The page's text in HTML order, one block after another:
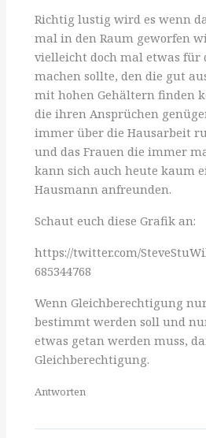
Richtig lustig wird es wenn
mal in den Raum geworfen
vielleicht doch mal etwas für
machen sollte, den die gut
mit hohen Gehältern finden
die ihren Ansprüchen
immer über die Hausarbeit
und das Frauen die immer
kann sich auch heute kaum
Hausmann anfreunden.
Schaut euch diese Grafik an:
https://twitter.com/
685344768
Wenn Gleichberechtigung
bestimmt werden soll und
etwas getan werden muss,
Gleichberechtigung.
Antworten